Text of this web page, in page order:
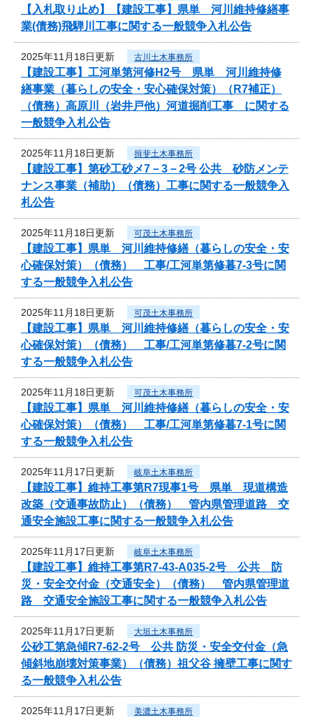
【入札取り止め】【建設工事】県単 河川維持修繕事
業(債務)飛騨川工事に関する一般競争入札公告
2025年11月18日更新 古川土木事務所
【建設工事】工河単第河修H2号 県単 河川維持修
繕事業（暮らしの安全・安心確保対策）（R7補正）
（債務）高原川（岩井戸他）河道掘削工事 に関する
一般競争入札公告
2025年11月18日更新 揖斐土木事務所
【建設工事】第砂工砂メ7－3－2号 公共 砂防メンテ
ナンス事業（補助）（債務）工事に関する一般競争入
札公告
2025年11月18日更新 可茂土木事務所
【建設工事】県単 河川維持修繕（暮らしの安全・安
心確保対策）（債務） 工事/工河単第修暮7-3号に関
する一般競争入札公告
2025年11月18日更新 可茂土木事務所
【建設工事】県単 河川維持修繕（暮らしの安全・安
心確保対策）（債務） 工事/工河単第修暮7-2号に関
する一般競争入札公告
2025年11月18日更新 可茂土木事務所
【建設工事】県単 河川維持修繕（暮らしの安全・安
心確保対策）（債務） 工事/工河単第修暮7-1号に関
する一般競争入札公告
2025年11月17日更新 岐阜土木事務所
【建設工事】維持工事第R7現事1号 県単 現道構造
改築（交通事故防止）（債務） 管内県管理道路 交
通安全施設工事に関する一般競争入札公告
2025年11月17日更新 岐阜土木事務所
【建設工事】維持工事第R7-43-A035-2号 公共 防
災・安全交付金（交通安全）（債務） 管内県管理道
路 交通安全施設工事に関する一般競争入札公告
2025年11月17日更新 大垣土木事務所
公砂工第急傾R7-62-2号 公共 防災・安全交付金（急
傾斜地崩壊対策事業）（債務）祖父谷 擁壁工事に関す
る一般競争入札公告
2025年11月17日更新 美濃土木事務所